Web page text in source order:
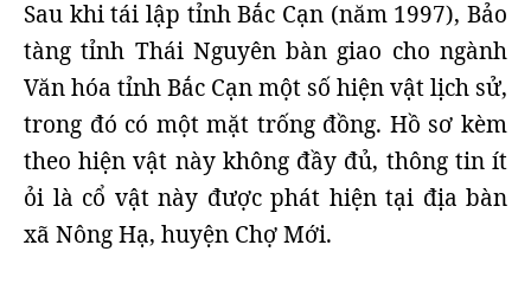
Sau khi tái lập tỉnh Bắc Cạn (năm 1997), Bảo
tàng tỉnh Thái Nguyên bàn giao cho ngành
Văn hóa tỉnh Bắc Cạn một số hiện vật lịch sử,
trong đó có một mặt trống đồng. Hồ sơ kèm
theo hiện vật này không đầy đủ, thông tin ít
ỏi là cổ vật này được phát hiện tại địa bàn
xã Nông Hạ, huyện Chợ Mới.